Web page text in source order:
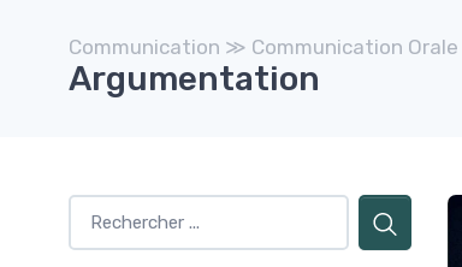
Communication ≫ Communication Orale
Argumentation